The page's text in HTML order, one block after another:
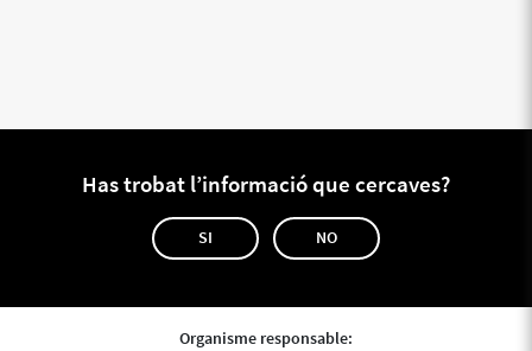
Has trobat l’informació que cercaves?
SI NO
Organisme responsable: